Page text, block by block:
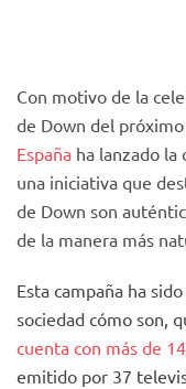
Con motivo de la
de Down del
España ha lanzado la
una iniciativa que
de Down son
de la manera más
Esta campaña ha
sociedad cómo son,
cuenta con más de
emitido por 37